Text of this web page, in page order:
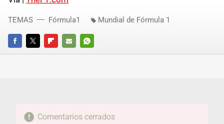
FACEBOOKTWITTERFLIPBOARD
E-
WHATSAPP
TEMAS Fórmula1 Mundial de Fórmula 1
Comentarios cerrados